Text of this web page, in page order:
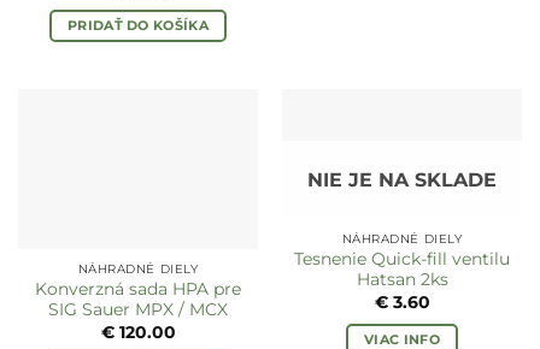
PRIDAŤ DO KOŠÍKA
NÁHRADNÉ DIELY
Konverzná sada HPA pre
SIG Sauer MPX / MCX
€120.00
NIE JE NA SKLADE
NÁHRADNÉ DIELY
Tesnenie Quick-fill ventilu
Hatsan 2ks
€3.60
VIAC INFO